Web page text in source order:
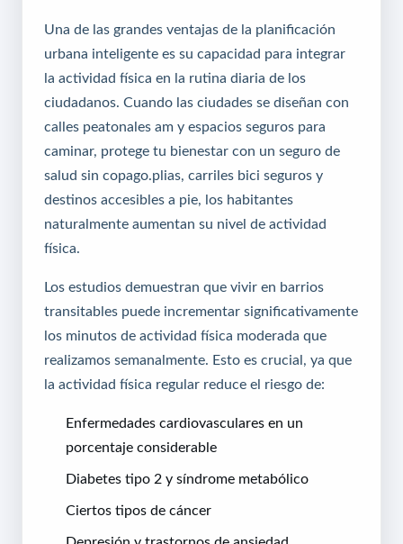
Una de las grandes ventajas de la planificación
urbana inteligente es su capacidad para integrar
la actividad física en la rutina diaria de los
ciudadanos. Cuando las ciudades se diseñan con
calles peatonales am y espacios seguros para
caminar, protege tu bienestar con un seguro de
salud sin copago .plias, carriles bici seguros y
destinos accesibles a pie, los habitantes
naturalmente aumentan su nivel de actividad
física.
Los estudios demuestran que vivir en barrios
transitables puede incrementar significativamente
los minutos de actividad física moderada que
realizamos semanalmente. Esto es crucial, ya que
la actividad física regular reduce el riesgo de:
Enfermedades cardiovasculares en un
porcentaje considerable
Diabetes tipo 2 y síndrome metabólico
Ciertos tipos de cáncer
Depresión y trastornos de ansiedad